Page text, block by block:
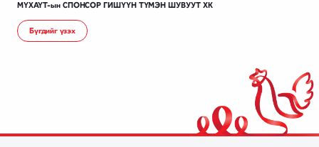
МҮХАҮТ-ын СПОНСОР ГИШҮҮН ТҮМЭН ШУВУУТ ХК
Бүгдийг үзэх